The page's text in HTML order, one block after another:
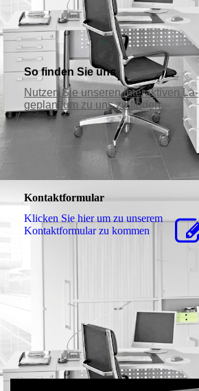
So finden Sie uns
Nutzen Sie unseren interaktiven La­
ge­plan, um zu uns zu finden
Kontaktformular
Klicken Sie hier um zu unserem
Kon­takt­for­mu­lar zu kommen